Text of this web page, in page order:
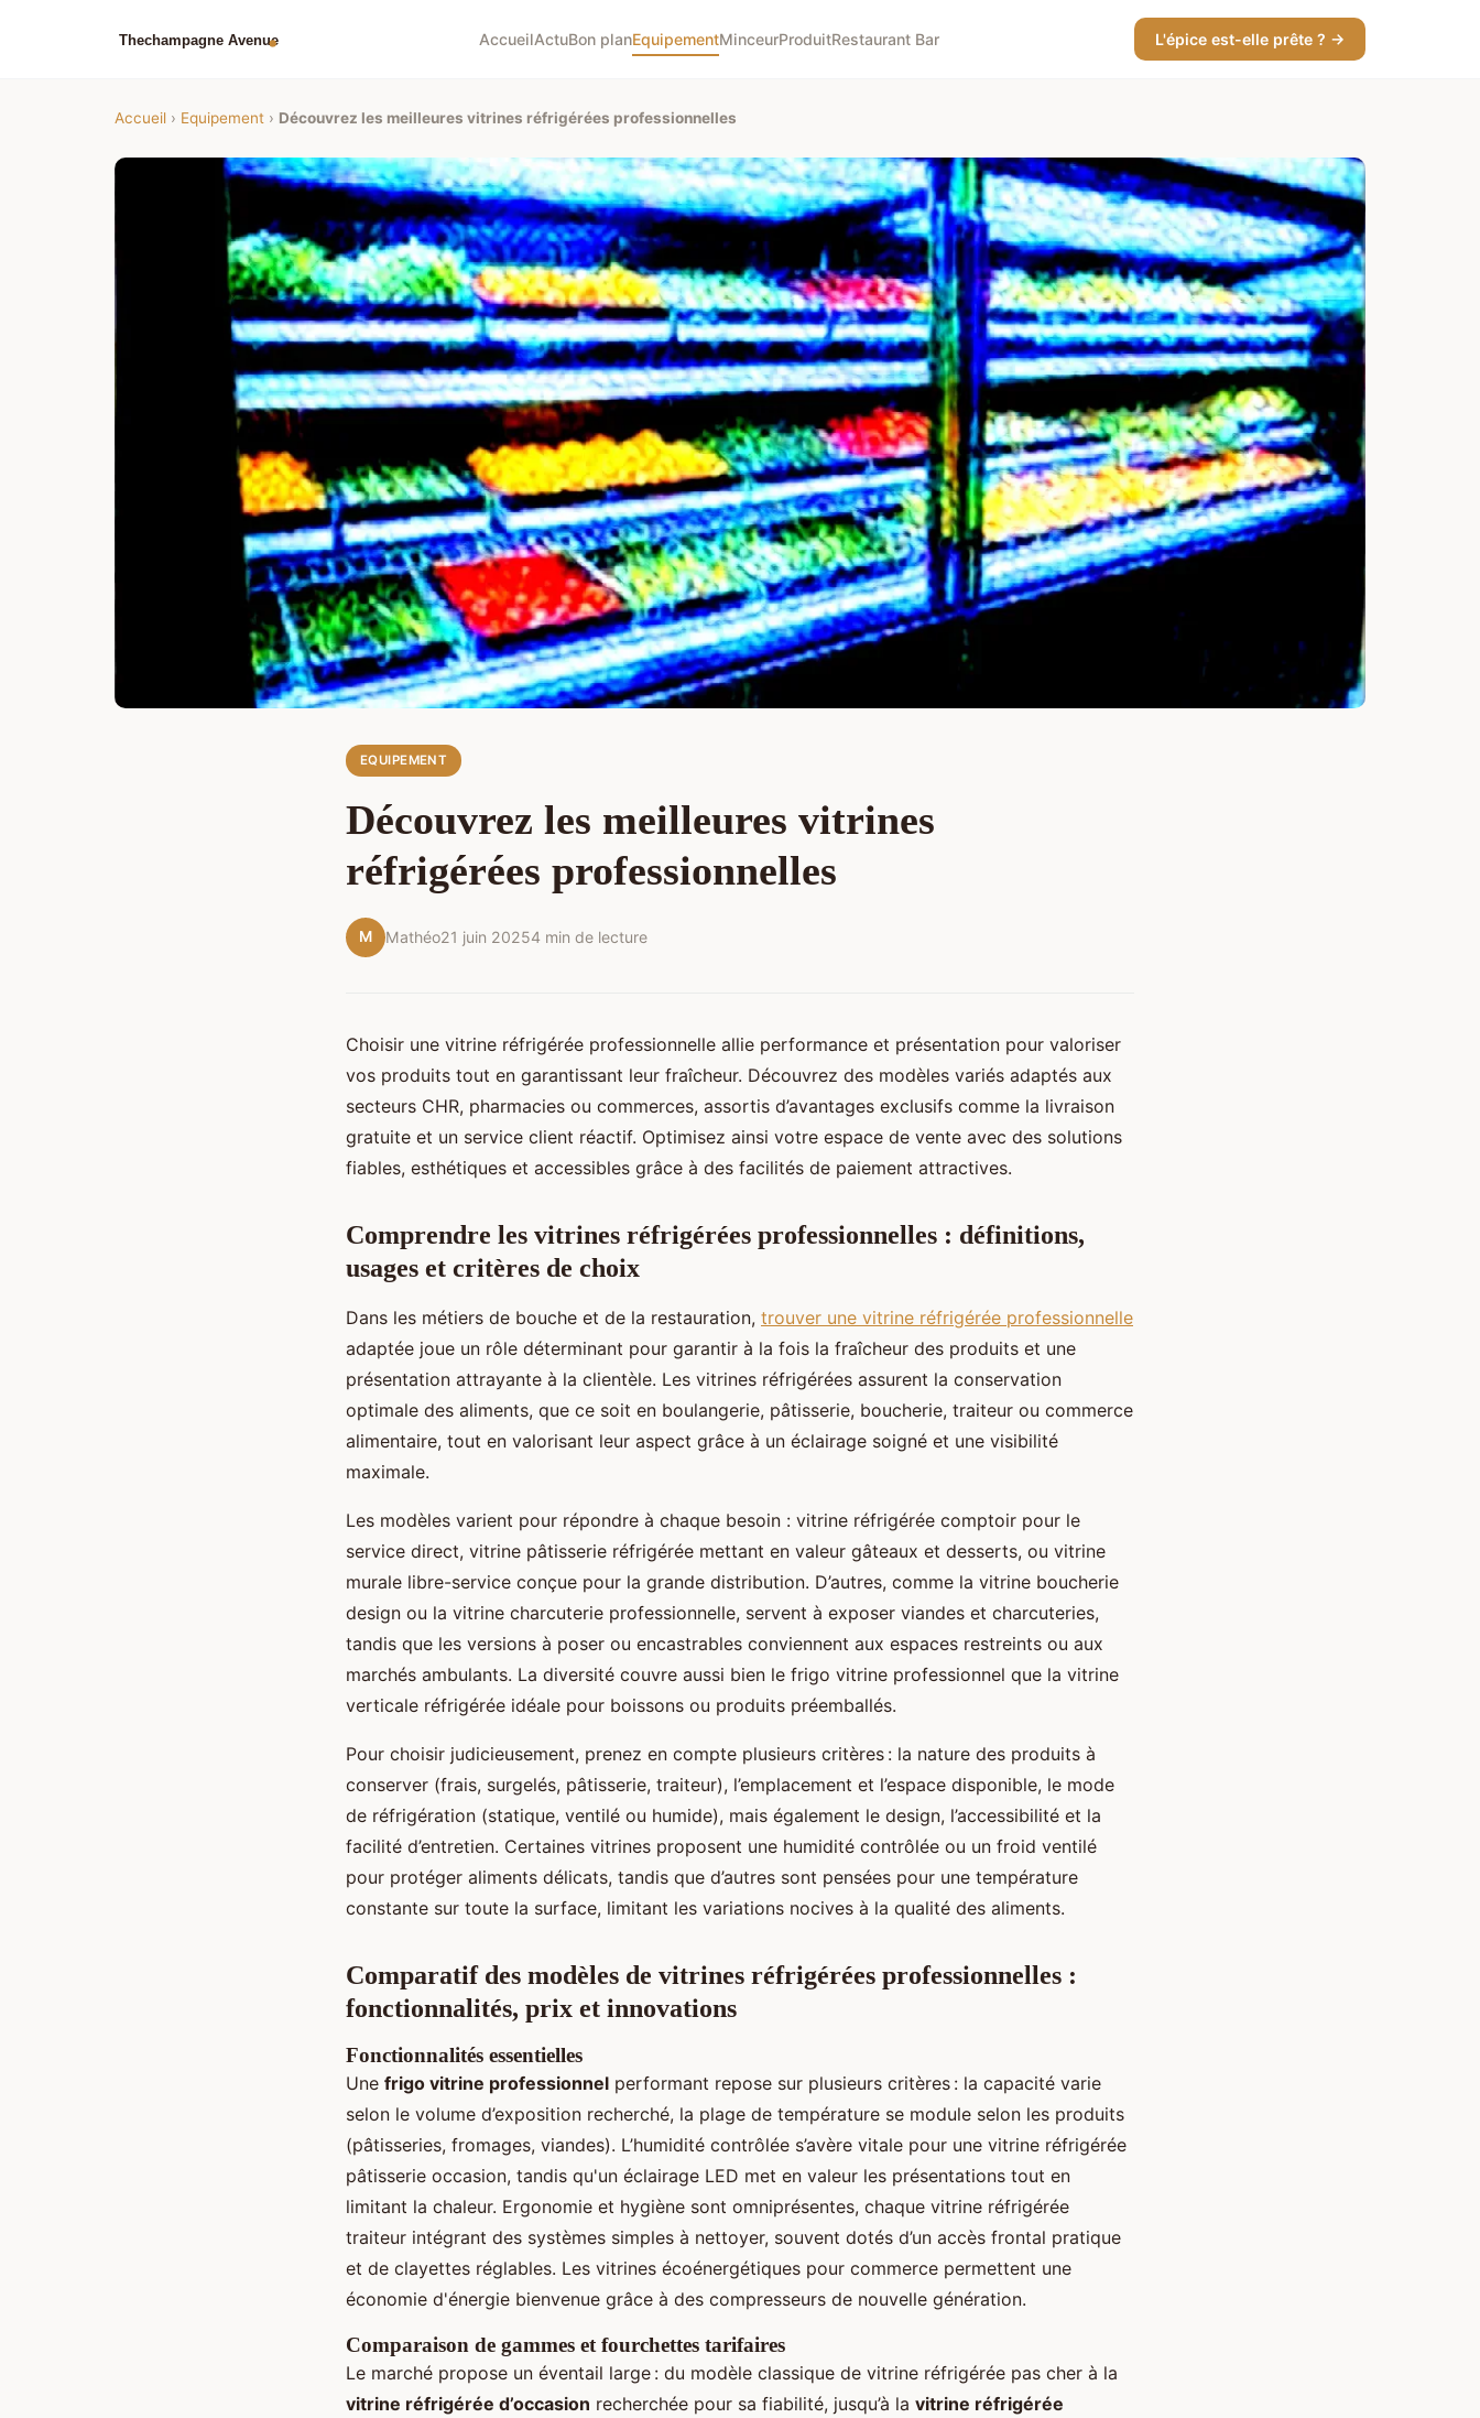
AccueilActuBon planEquipementMinceurProduitRestaurant Bar L'épice est-elle prête ? →
Accueil › Equipement › Découvrez les meilleures vitrines réfrigérées professionnelles
EQUIPEMENT
Découvrez les meilleures vitrines
réfrigérées professionnelles
M Mathéo21 juin 20254 min de lecture
Choisir une vitrine réfrigérée professionnelle allie performance et présentation pour valoriser
vos produits tout en garantissant leur fraîcheur. Découvrez des modèles variés adaptés aux
secteurs CHR, pharmacies ou commerces, assortis d’avantages exclusifs comme la livraison
gratuite et un service client réactif. Optimisez ainsi votre espace de vente avec des solutions
fiables, esthétiques et accessibles grâce à des facilités de paiement attractives.
Comprendre les vitrines réfrigérées professionnelles : définitions,
usages et critères de choix
Dans les métiers de bouche et de la restauration, trouver une vitrine réfrigérée professionnelle
adaptée joue un rôle déterminant pour garantir à la fois la fraîcheur des produits et une
présentation attrayante à la clientèle. Les vitrines réfrigérées assurent la conservation
optimale des aliments, que ce soit en boulangerie, pâtisserie, boucherie, traiteur ou commerce
alimentaire, tout en valorisant leur aspect grâce à un éclairage soigné et une visibilité
maximale.
Les modèles varient pour répondre à chaque besoin : vitrine réfrigérée comptoir pour le
service direct, vitrine pâtisserie réfrigérée mettant en valeur gâteaux et desserts, ou vitrine
murale libre-service conçue pour la grande distribution. D’autres, comme la vitrine boucherie
design ou la vitrine charcuterie professionnelle, servent à exposer viandes et charcuteries,
tandis que les versions à poser ou encastrables conviennent aux espaces restreints ou aux
marchés ambulants. La diversité couvre aussi bien le frigo vitrine professionnel que la vitrine
verticale réfrigérée idéale pour boissons ou produits préemballés.
Pour choisir judicieusement, prenez en compte plusieurs critères : la nature des produits à
conserver (frais, surgelés, pâtisserie, traiteur), l’emplacement et l’espace disponible, le mode
de réfrigération (statique, ventilé ou humide), mais également le design, l’accessibilité et la
facilité d’entretien. Certaines vitrines proposent une humidité contrôlée ou un froid ventilé
pour protéger aliments délicats, tandis que d’autres sont pensées pour une température
constante sur toute la surface, limitant les variations nocives à la qualité des aliments.
Comparatif des modèles de vitrines réfrigérées professionnelles :
fonctionnalités, prix et innovations
Fonctionnalités essentielles
Une frigo vitrine professionnel performant repose sur plusieurs critères : la capacité varie
selon le volume d’exposition recherché, la plage de température se module selon les produits
(pâtisseries, fromages, viandes). L’humidité contrôlée s’avère vitale pour une vitrine réfrigérée
pâtisserie occasion, tandis qu'un éclairage LED met en valeur les présentations tout en
limitant la chaleur. Ergonomie et hygiène sont omniprésentes, chaque vitrine réfrigérée
traiteur intégrant des systèmes simples à nettoyer, souvent dotés d’un accès frontal pratique
et de clayettes réglables. Les vitrines écoénergétiques pour commerce permettent une
économie d'énergie bienvenue grâce à des compresseurs de nouvelle génération.
Comparaison de gammes et fourchettes tarifaires
Le marché propose un éventail large : du modèle classique de vitrine réfrigérée pas cher à la
vitrine réfrigérée d’occasion recherchée pour sa fiabilité, jusqu’à la vitrine réfrigérée